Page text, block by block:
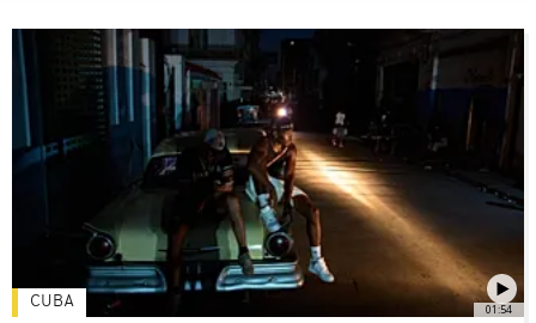
01:54
CUBA